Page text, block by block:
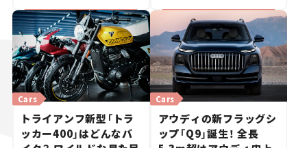
トライアンフ新型「トラ
ッカー400」はどんなバ
Cars
アウディの新フラッグシ
ップ「Q9」誕生！ 全長
Cars